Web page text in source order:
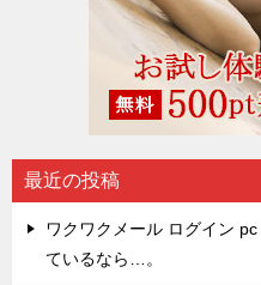
最近の投稿
ワクワクメール ログイン
ているなら…。